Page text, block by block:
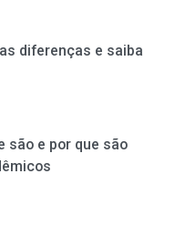
diferenças e saiba
são e por que são